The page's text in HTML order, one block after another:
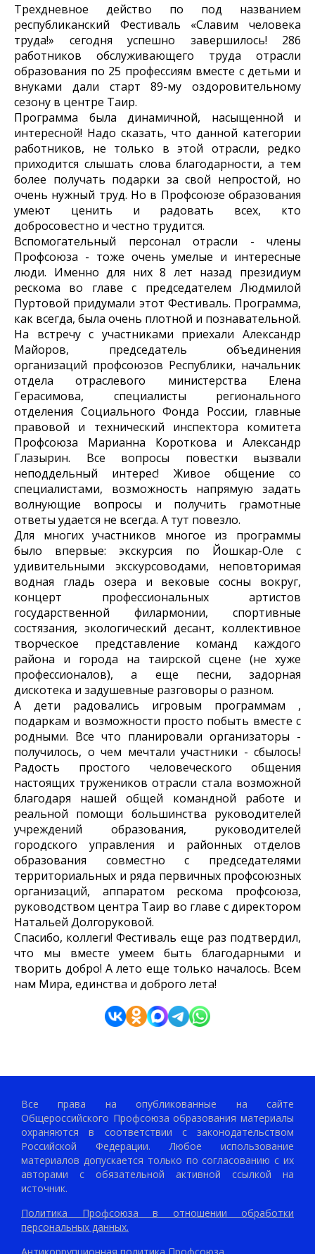
Трехдневное действо по под названием
республиканский Фестиваль «Славим человека
труда!» сегодня успешно завершилось! 286
работников обслуживающего труда отрасли
образования по 25 профессиям вместе с детьми и
внуками дали старт 89-му оздоровительному
сезону в центре Таир.
Программа была динамичной, насыщенной и
интересной! Надо сказать, что данной категории
работников, не только в этой отрасли, редко
приходится слышать слова благодарности, а тем
более получать подарки за свой непростой, но
очень нужный труд. Но в Профсоюзе образования
умеют ценить и радовать всех, кто
добросовестно и честно трудится.
Вспомогательный персонал отрасли - члены
Профсоюза - тоже очень умелые и интересные
люди. Именно для них 8 лет назад президиум
рескома во главе с председателем Людмилой
Пуртовой придумали этот Фестиваль. Программа,
как всегда, была очень плотной и познавательной.
На встречу с участниками приехали Александр
Майоров, председатель объединения
организаций профсоюзов Республики, начальник
отдела отраслевого министерства Елена
Герасимова, специалисты регионального
отделения Социального Фонда России, главные
правовой и технический инспектора комитета
Профсоюза Марианна Короткова и Александр
Глазырин. Все вопросы повестки вызвали
неподдельный интерес! Живое общение со
специалистами, возможность напрямую задать
волнующие вопросы и получить грамотные
ответы удается не всегда. А тут повезло.
Для многих участников многое из программы
было впервые: экскурсия по Йошкар-Оле с
удивительными экскурсоводами, неповторимая
водная гладь озера и вековые сосны вокруг,
концерт профессиональных артистов
государственной филармонии, спортивные
состязания, экологический десант, коллективное
творческое представление команд каждого
района и города на таирской сцене (не хуже
профессионалов), а еще песни, задорная
дискотека и задушевные разговоры о разном.
А дети радовались игровым программам ,
подаркам и возможности просто побыть вместе с
родными. Все что планировали организаторы -
получилось, о чем мечтали участники - сбылось!
Радость простого человеческого общения
настоящих тружеников отрасли стала возможной
благодаря нашей общей командной работе и
реальной помощи большинства руководителей
учреждений образования, руководителей
городского управления и районных отделов
образования совместно с председателями
территориальных и ряда первичных профсоюзных
организаций, аппаратом рескома профсоюза,
руководством центра Таир во главе с директором
Натальей Долгоруковой.
Спасибо, коллеги! Фестиваль еще раз подтвердил,
что мы вместе умеем быть благодарными и
творить добро! А лето еще только началось. Всем
нам Мира, единства и доброго лета!
Все права на опубликованные на сайте
Общероссийского Профсоюза образования материалы
охраняются в соответствии с законодательством
Российской Федерации. Любое использование
материалов допускается только по согласованию с их
авторами с обязательной активной ссылкой на
источник.
Политика Профсоюза в отношении обработки
персональных данных.